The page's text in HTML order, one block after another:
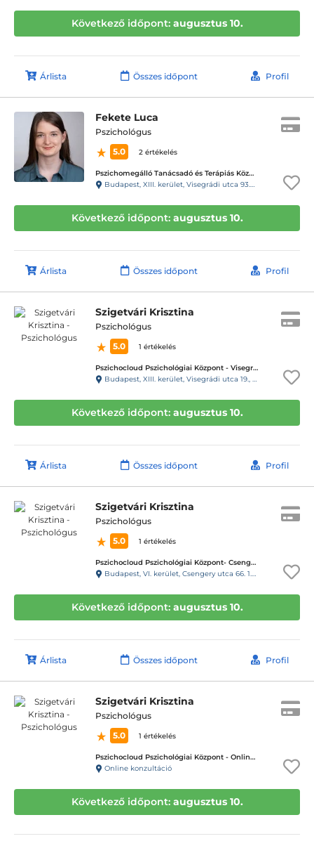
Következő időpont: augusztus 10.
Árlista Összes időpont Profil
Fekete Luca
Pszichológus
5.0
2 értékelés
Pszichomegálló Tanácsadó és Terápiás Központ - Visegrádi utca
Budapest, XIII. kerület, Visegrádi utca 93.C. fszt3.
Következő időpont: augusztus 10.
Árlista Összes időpont Profil
Szigetvári Krisztina
Pszichológus
5.0
1 értékelés
Pszichocloud Pszichológiai Központ - Visegrádi utca / Nyugati
Budapest, XIII. kerület, Visegrádi utca 19., 1. emelet 5. ajtó, 22-es kapucsengő
Következő időpont: augusztus 10.
Árlista Összes időpont Profil
Szigetvári Krisztina
Pszichológus
5.0
1 értékelés
Pszichocloud Pszichológiai Központ- Csengery utca/Oktogon
Budapest, VI. kerület, Csengery utca 66. 1.emelet 13-as ajtó, 19-es kapucsengő
Következő időpont: augusztus 10.
Árlista Összes időpont Profil
Szigetvári Krisztina
Pszichológus
5.0
1 értékelés
Pszichocloud Pszichológiai Központ - Online ügyfélfogadás
Online konzultáció
Következő időpont: augusztus 10.